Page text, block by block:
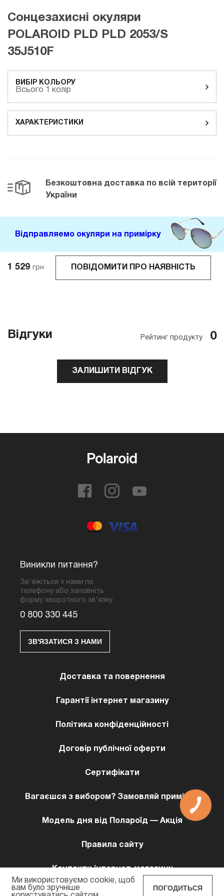
Сонцезахисні окуляри
POLAROID PLD PLD 2053/S
35J510F
ВИБІР КОЛЬОРУ
Всього 1 колір
ХАРАКТЕРИСТИКИ
1 529 грн ПОВІДОМИТИ ПРО НАЯВНІСТЬ
Безкоштовна доставка по всій території
України
Відправляемо окуляри на примірку
Відгуки Рейтинг продукту 0
ЗАЛИШИТИ ВІДГУК
Виникли питання?
Зв'яжіться з нами по
телефону або заповніть
форму зворотного зв'язку
0 800 330 445
ЗВ'ЯЗАТИСЯ З НАМИ
Доставка та повернення
Гарантії інтернет магазину
Політика конфіденційності
Договір публічної оферти
Сертифікати
Вагаєшся з вибором? Замовляй примірку!
Модель дня від Полароїд — Акція
Правила сайту
Контакти інтернет-магазину
Ми використовуємо cookie, щоб
вам було зручніше
ПОГОДИТЬСЯ
КНОПКА
ЗВ'ЯЗКУ